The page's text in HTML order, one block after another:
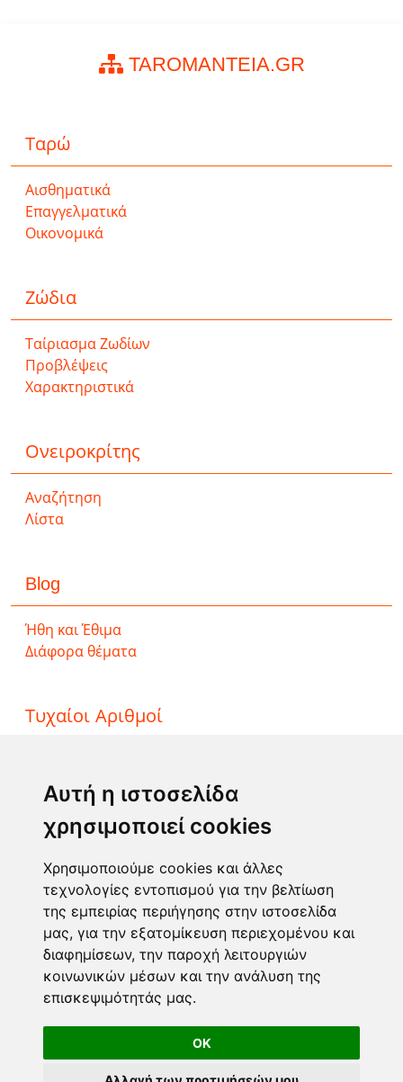
Αυτή η ιστοσελίδα
χρησιμοποιεί cookies
Χρησιμοποιούμε cookies και άλλες
τεχνολογίες εντοπισμού για την βελτίωση
της εμπειρίας περιήγησης στην ιστοσελίδα
μας, για την εξατομίκευση περιεχομένου και
διαφημίσεων, την παροχή λειτουργιών
κοινωνικών μέσων και την ανάλυση της
επισκεψιμότητάς μας.
OK
TAROMANTEIA.GR
Ταρώ
Αισθηματικά
Επαγγελματικά
Οικονομικά
Ζώδια
Ταίριασμα Ζωδίων
Προβλέψεις
Χαρακτηριστικά
Ονειροκρίτης
Αναζήτηση
Λίστα
Blog
Ήθη και Έθιμα
Διάφορα θέματα
Τυχαίοι Αριθμοί
ΛΟΤΤΟ
ΚΙΝΟ
EXTRA 5
Επικοινωνία
Φόρμα επικοινωνίας
info@taromanteia.gr